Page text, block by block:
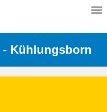
- Kühlungsborn